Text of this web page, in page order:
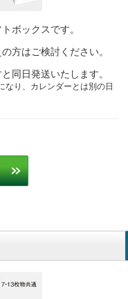
ボックスです。
方はご検討ください。
同日発送いたします。
なり、カレンダーとは別の日